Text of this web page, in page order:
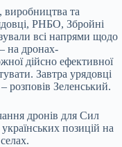
виробництва та
РНБО, Збройні
всі напрями щодо
на дронах-
дійсно ефективної
Завтра урядовці
розповів Зеленський.
дронів для Сил
позицій на